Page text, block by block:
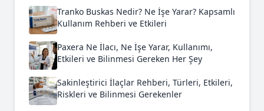
Tranko Buskas Nedir? Ne İşe Yarar? Kapsamlı
Kullanım Rehberi ve Etkileri
Paxera Ne İlacı, Ne İşe Yarar, Kullanımı,
Etkileri ve Bilinmesi Gereken Her Şey
Sakinleştirici İlaçlar Rehberi, Türleri, Etkileri,
Riskleri ve Bilinmesi Gerekenler